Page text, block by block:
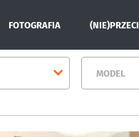
FOTOGRAFIA
MODEL